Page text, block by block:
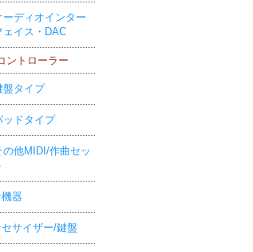
ーディオインター
ェイス・DAC
ントローラー
盤タイプ
ッドタイプ
の他MIDI/作曲セッ
器
セサイザー/鍵盤